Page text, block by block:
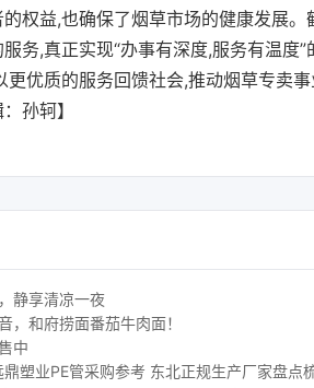
权益,也确保了烟草市场的健康发展
务,真正实现“办事有深度,服务有温度
更优质的服务回馈社会,推动烟草专卖
孙轲】
静享清凉一夜
，和府捞面番茄牛肉面！
中
塑业PE管采购参考 东北正规生产厂家盘点